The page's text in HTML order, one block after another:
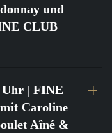
und
CLUB
Uhr | FINE
Caroline
Aîné &